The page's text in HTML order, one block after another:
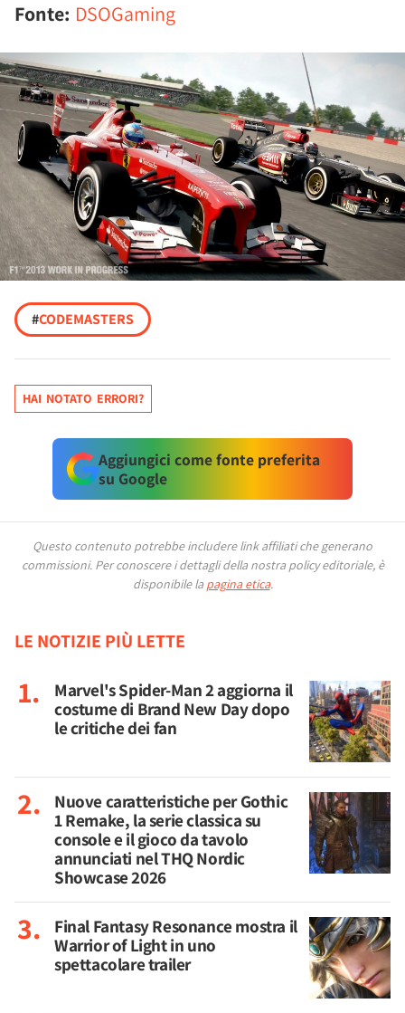
Fonte: DSOGaming
#CODEMASTERS
HAI NOTATO ERRORI?
Aggiungici come fonte preferita
su Google
Questo contenuto potrebbe includere link affiliati che generano
commissioni. Per conoscere i dettagli della nostra policy editoriale, è
disponibile la pagina etica.
LE NOTIZIE PIÙ LETTE
Marvel's Spider-Man 2 aggiorna il
costume di Brand New Day dopo
le critiche dei fan
Nuove caratteristiche per Gothic
1 Remake, la serie classica su
console e il gioco da tavolo
annunciati nel THQ Nordic
Showcase 2026
Final Fantasy Resonance mostra il
Warrior of Light in uno
spettacolare trailer